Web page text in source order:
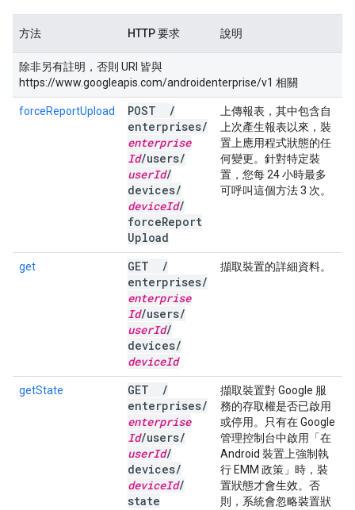
方法 HTTP 要求 說明
除非另有註明，否則 URI 皆與
https://www.googleapis.com/androidenterprise/v1 相關
forceReportUpload POST
/
enterprises/
enterprise
Id/users/
userId/
devices/
deviceId/
forceReport
Upload
上傳報表，其中包含自
上次產生報表以來，裝
置上應用程式狀態的任
何變更。針對特定裝
置，您每 24 小時最多
可呼叫這個方法 3 次。
get GET
/
enterprises/
enterprise
Id/users/
userId/
devices/
deviceId
擷取裝置的詳細資料。
getState GET
/
enterprises/
enterprise
Id/users/
userId/
devices/
deviceId/
state
擷取裝置對 Google 服
務的存取權是否已啟用
或停用。只有在 Google
管理控制台中啟用「在
Android 裝置上強制執
行 EMM 政策」時，裝
置狀態才會生效。否
則，系統會忽略裝置狀